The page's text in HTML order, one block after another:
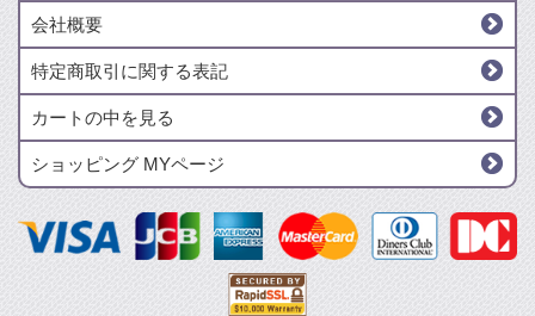
会社概要
特定商取引に関する表記
カートの中を見る
ショッピング MYページ